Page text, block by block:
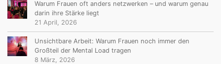
Warum Frauen oft anders netzwerken – und warum genau
darin ihre Stärke liegt
21 April, 2026
Unsichtbare Arbeit: Warum Frauen noch immer den
Großteil der Mental Load tragen
8 März, 2026